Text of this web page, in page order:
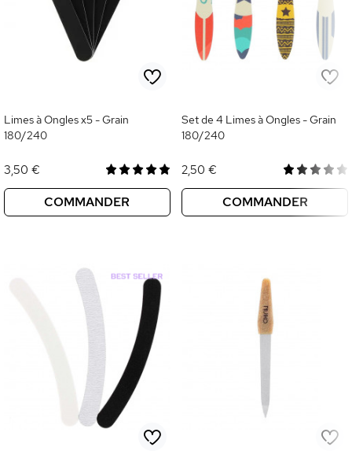
Limes à Ongles x5 - Grain
180/240
3,50 €
COMMANDER
Set de 4 Limes à Ongles - Grain
180/240
2,50 €
COMMANDER